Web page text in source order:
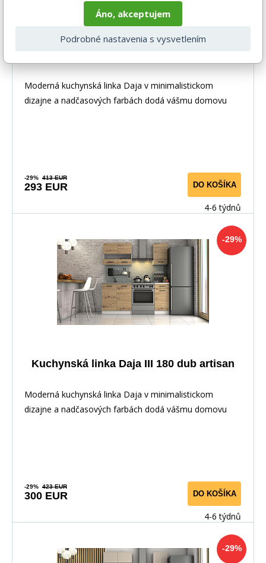
Moderná kuchynská linka Daja v minimalistickom
dizajne a nadčasových farbách dodá vášmu domovu
-29% 413 EUR
293 EUR DO KOŠÍKA
4-6 týdnů
-29%
Kuchynská linka Daja III 180 dub artisan
Moderná kuchynská linka Daja v minimalistickom
dizajne a nadčasových farbách dodá vášmu domovu
-29% 423 EUR
300 EUR DO KOŠÍKA
4-6 týdnů
-29%
Áno, akceptujem
Podrobné nastavenia s vysvetlením